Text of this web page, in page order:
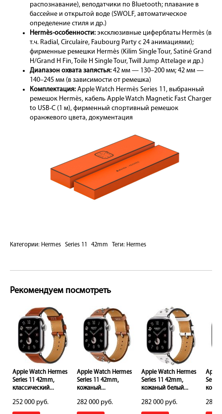
распознавание), велодатчики по Bluetooth; плавание в
бассейне и открытой воде (SWOLF, автоматическое
определение стиля и др.)
Hermès-особенности: эксклюзивные циферблаты Hermès (в
т.ч. Radial, Circulaire, Faubourg Party с 24 анимациями);
фирменные ремешки Hermès (Kilim Single Tour, Satiné Grand
H/Grand H Fin, Toile H Single Tour, Twill Jump Attelage и др.)
Диапазон охвата запястья: 42 мм — 130–200 мм; 42 мм —
140–245 мм (в зависимости от ремешка)
Комплектация: Apple Watch Hermès Series 11, выбранный
ремешок Hermès, кабель Apple Watch Magnetic Fast Charger
to USB-C (1 м), фирменный спортивный ремешок
оранжевого цвета, документация
Категории: Hermes Series 11 42mm Теги: Hermes
Рекомендуем посмотреть
Apple Watch Hermes
Series 11 42mm,
классический...
252 000 руб.
Apple Watch Hermes
Series 11 42mm,
кожаный...
282 000 руб.
Apple Watch Hermes
Series 11 42mm,
кожаный белый...
282 000 руб.
Apple
282